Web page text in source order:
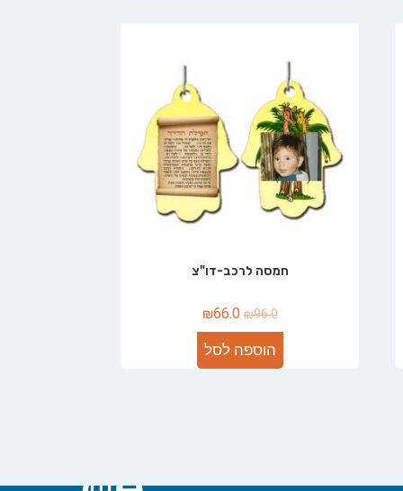
חמסה לרכב-דו"צ
₪96.0
₪66.0
הוספה לסל